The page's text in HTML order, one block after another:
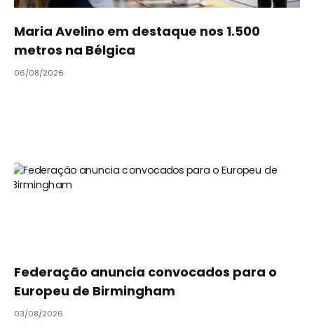
Maria Avelino em destaque nos 1.500
metros na Bélgica
06/08/2026
Federação anuncia convocados para o
Europeu de Birmingham
03/08/2026